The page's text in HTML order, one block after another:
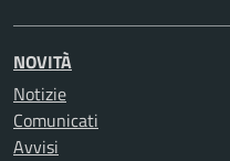
NOVITÀ
Notizie
Comunicati
Avvisi